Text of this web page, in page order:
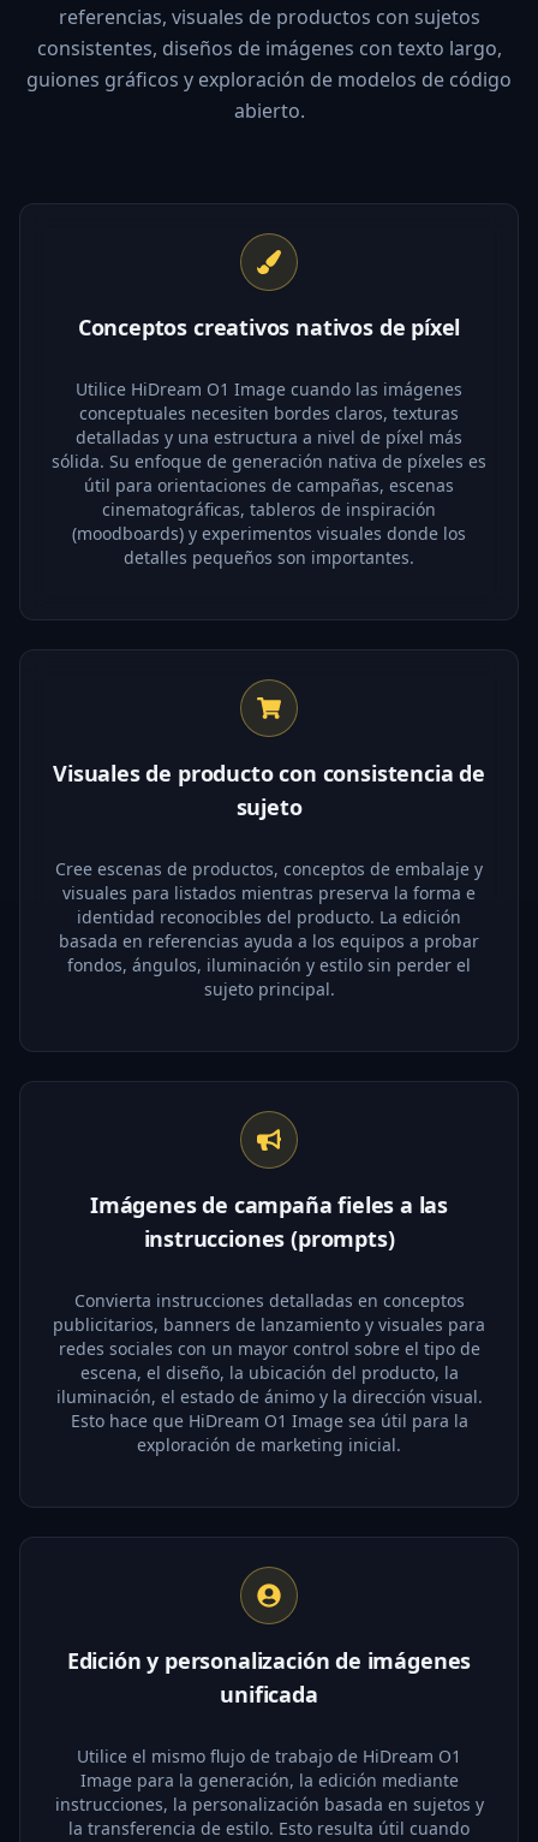
referencias, visuales de productos con sujetos
consistentes, diseños de imágenes con texto largo,
guiones gráficos y exploración de modelos de código
abierto.
Conceptos creativos nativos de píxel
Utilice HiDream O1 Image cuando las imágenes
conceptuales necesiten bordes claros, texturas
detalladas y una estructura a nivel de píxel más
sólida. Su enfoque de generación nativa de píxeles es
útil para orientaciones de campañas, escenas
cinematográficas, tableros de inspiración
(moodboards) y experimentos visuales donde los
detalles pequeños son importantes.
Visuales de producto con consistencia de
sujeto
Cree escenas de productos, conceptos de embalaje y
visuales para listados mientras preserva la forma e
identidad reconocibles del producto. La edición
basada en referencias ayuda a los equipos a probar
fondos, ángulos, iluminación y estilo sin perder el
sujeto principal.
Imágenes de campaña fieles a las
instrucciones (prompts)
Convierta instrucciones detalladas en conceptos
publicitarios, banners de lanzamiento y visuales para
redes sociales con un mayor control sobre el tipo de
escena, el diseño, la ubicación del producto, la
iluminación, el estado de ánimo y la dirección visual.
Esto hace que HiDream O1 Image sea útil para la
exploración de marketing inicial.
Edición y personalización de imágenes
unificada
Utilice el mismo flujo de trabajo de HiDream O1
Image para la generación, la edición mediante
instrucciones, la personalización basada en sujetos y
la transferencia de estilo. Esto resulta útil cuando